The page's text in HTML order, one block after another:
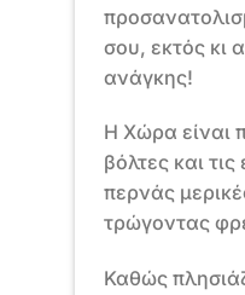
σου, εκτός κι
ανάγκης!
Η Χώρα είναι
βόλτες και
περνάς
τρώγοντας
Καθώς